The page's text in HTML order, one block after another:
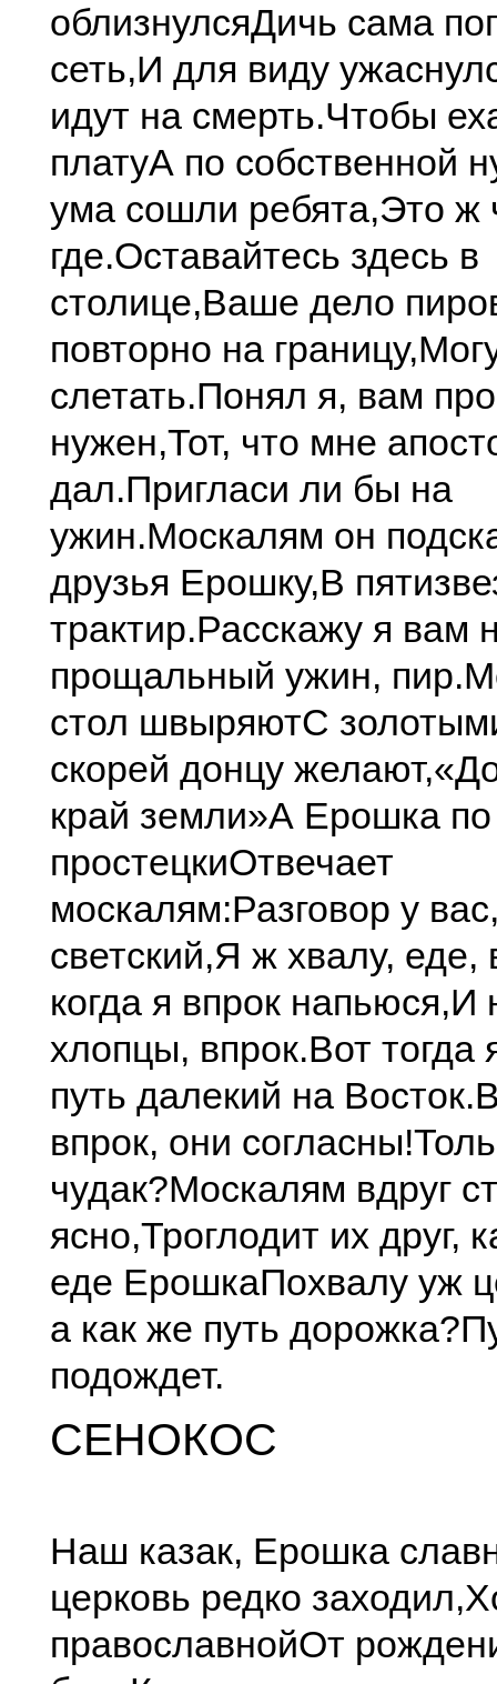
облизнулсяДичь сама
сеть,И для виду
идут на смерть.Чтобы
платуА по собственной
ума сошли ребята,Это ж
где.Оставайтесь здесь в
столице,Ваше дело
повторно на границу,
слетать.Понял я, вам
нужен,Тот, что мне
дал.Пригласи ли бы на
ужин.Москалям он
друзья Ерошку,В
трактир.Расскажу я вам
прощальный ужин, пир.
стол швыряютС
скорей донцу желают,
край земли»А Ерошка по
простецкиОтвечает
москалям:Разговор у
светский,Я ж хвалу, еде,
когда я впрок напьюся,И
хлопцы, впрок.Вот тогда
путь далекий на Восток.
впрок, они согласны!
чудак?Москалям вдруг
ясно,Троглодит их друг,
еде ЕрошкаПохвалу уж
а как же путь дорожка?
подождет.
СЕНОКОС
Наш казак, Ерошка
церковь редко заходил,
православнойОт